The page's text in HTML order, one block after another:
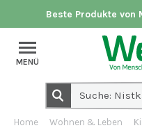
Beste Produkte von
MENÜ
Home Wohnen & Leben